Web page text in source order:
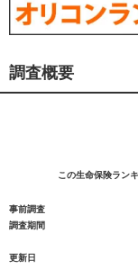
調査概要
この生命保険ラン
事前調査
調査期間
更新日